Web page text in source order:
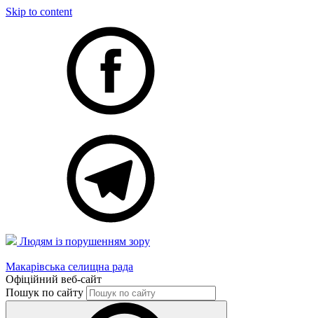
Skip to content
Людям із порушенням зору
Макарівська селищна рада
Офіційний веб-сайт
Пошук по сайту